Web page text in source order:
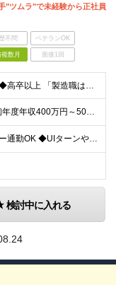
"ツムラ"で未経験から正社員
不問 ベテランOK
複数月 面接1回
◆大型採用◆未経験歓迎◆高卒以上 「製造職は初めて…」という方でも大丈夫。 イチから丁寧にお教えしますのでご安心ください。 ＼こんなアナタにピッタリ／ ◎「人の健康に貢献したい」という想いがある
◆月収30万円以上可 ◆初年度年収400万円～500万円想定 月給21万7,080円～22万7,810円＋各種手当＋賞与年2回 ★「手当」や「賞与」が手厚いため、1年目未経験でも年収400万円以上
◆原則転勤なし◆マイカー通勤OK ◆UIターンや移住転職歓迎。Web面接実施中 ＜茨城工場＞ 茨城県稲敷郡阿見町吉原3586 ┗クリーンで働きやすいのが魅力です。 ★豊かな自然と便利な生活環境が調
検討中に入れる